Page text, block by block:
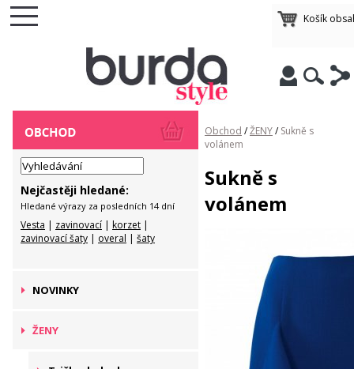
Košík
Nejčastěji hledané:
Hledané výrazy za posledních 14 dní
Vesta | zavinovací | korzet |
zavinovací šaty | overal | šaty
NOVINKY
ŽENY
Obchod /ŽENY/ Sukně s
volánem
Sukně s
volánem